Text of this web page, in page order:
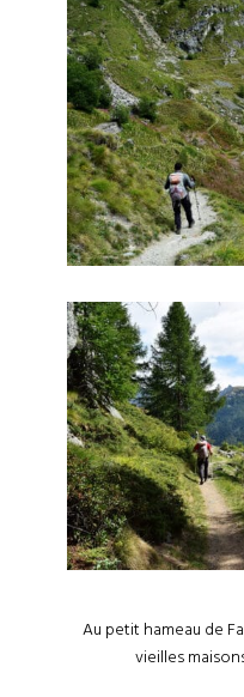
Au petit hameau de
vieilles